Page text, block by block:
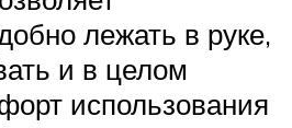
лежать в руке,
и в целом
использования